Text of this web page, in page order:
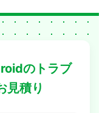
のトラブ
見積り